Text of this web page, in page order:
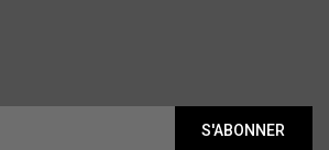
S'ABONNER